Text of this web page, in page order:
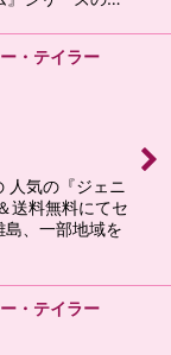
・テイラー
人気の『ジェニ
送料無料にてセ
、一部地域を
・テイラー